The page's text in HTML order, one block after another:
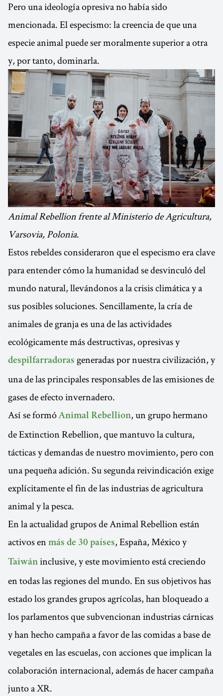
Pero una ideología opresiva no había sido
mencionada. El especismo: la creencia de que una
especie animal puede ser moralmente superior a otra
y, por tanto, dominarla.
Animal Rebellion frente al Ministerio de Agricultura,
Varsovia, Polonia.
Estos rebeldes consideraron que el especismo era clave
para entender cómo la humanidad se desvinculó del
mundo natural, llevándonos a la crisis climática y a
sus posibles soluciones. Sencillamente, la cría de
animales de granja es una de las actividades
ecológicamente más destructivas, opresivas y
despilfarradoras generadas por nuestra civilización, y
una de las principales responsables de las emisiones de
gases de efecto invernadero.
Así se formóAnimal Rebellion, un grupo hermano
de Extinction Rebellion, que mantuvo la cultura,
tácticas y demandas de nuestro movimiento, pero con
una pequeña adición. Su segunda reivindicación exige
explícitamente el fin de las industrias de agricultura
animal y la pesca.
En la actualidad grupos de Animal Rebellion están
activos en más de 30 países, España, México y
Taiwán inclusive, y este movimiento está creciendo
en todas las regiones del mundo. En sus objetivos has
estado los grandes grupos agrícolas, han bloqueado a
los parlamentos que subvencionan industrias cárnicas
y han hecho campaña a favor de las comidas a base de
vegetales en las escuelas, con acciones que implican la
colaboración internacional, además de hacer campaña
junto a XR.